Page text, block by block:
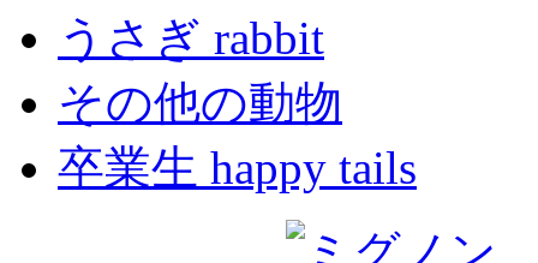
うさぎ rabbit
その他の動物
卒業生 happy tails